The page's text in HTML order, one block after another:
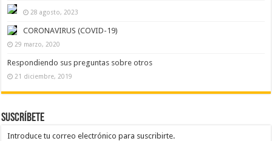
28 agosto, 2023
CORONAVIRUS (COVID-19)
29 marzo, 2020
Respondiendo sus preguntas sobre otros
21 diciembre, 2019
Suscríbete
Introduce tu correo electrónico para suscribirte.